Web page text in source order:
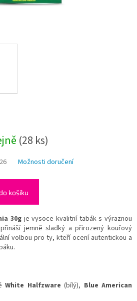
(28 ks)
Možnosti doručení
košíku
30g je vysoce kvalitní tabák s výraznou
jemně sladký a přirozený kouřový
volbou pro ty, kteří ocení autentickou a
White Halfzware (bílý), Blue American